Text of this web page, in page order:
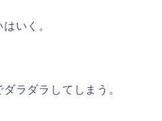
いく。
ラダラしてしまう。